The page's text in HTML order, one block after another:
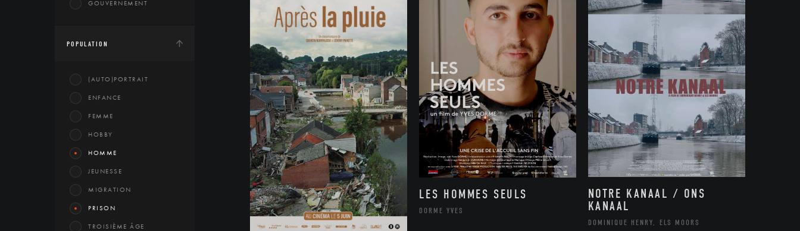
GOUVERNEMENT
POPULATION
(AUTO)PORTRAIT
ENFANCE
FEMME
HOBBY
HOMME
JEUNESSE
MIGRATION
PRISON
TROISIÈME ÂGE
LES HOMMES SEULS
DORME YVES
NOTRE KANAAL / ONS
KANAAL
DOMINIQUE HENRY, ELS MOORS